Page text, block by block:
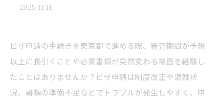
2025/11/11
ビザ申請の手続きを東京都で進める際、審査期間が予想
以上に長引くことや必要書類が突然変わる場面を経験し
たことはありませんか？ビザ申請は制度改正や混雑状
況、書類の準備不足などでトラブルが発生しやすく、申